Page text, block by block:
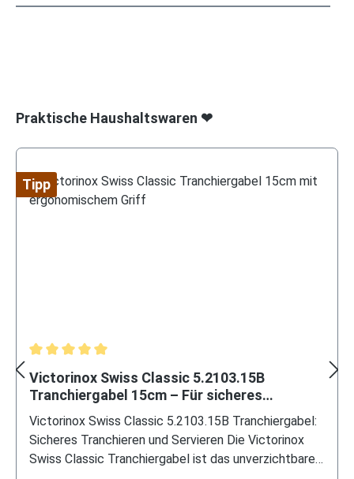
Produktgalerie überspringen
Praktische Haushaltswaren ❤
Tipp
Durchschnittliche Bewertung von 5 von 5 Sternen
Victorinox Swiss Classic 5.2103.15B
Tranchiergabel 15cm – Für sicheres
Tranchieren & Servieren
Victorinox Swiss Classic 5.2103.15B Tranchiergabel:
Sicheres Tranchieren und Servieren Die Victorinox
Swiss Classic Tranchiergabel ist das unverzichtbare